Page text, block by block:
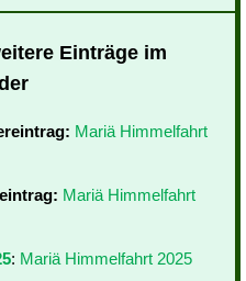
Einträge im
Mariä Himmelfahrt
Mariä Himmelfahrt
: Mariä Himmelfahrt 2025